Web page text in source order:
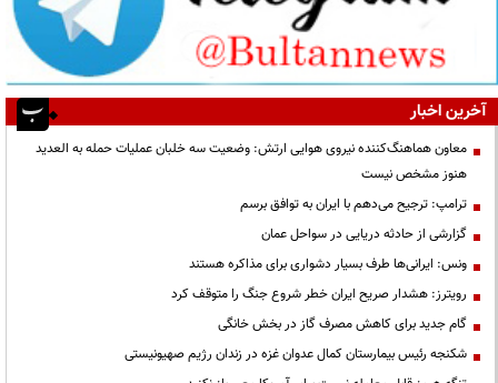
آخرین اخبار
معاون هماهنگ‌کننده نیروی هوایی ارتش: وضعیت سه خلبان عملیات حمله به العدید
هنوز مشخص نیست
ترامپ: ترجیح می‌دهم با ایران به توافق برسم
گزارشی از حادثه دریایی در سواحل عمان
ونس: ایرانی‌ها طرف بسیار دشواری برای مذاکره هستند
رویترز: هشدار صریح ایران خطر شروع جنگ را متوقف کرد
گام جدید برای کاهش مصرف گاز در بخش خانگی
شکنجه رئیس بیمارستان کمال عدوان غزه در زندان رژیم صهیونیستی